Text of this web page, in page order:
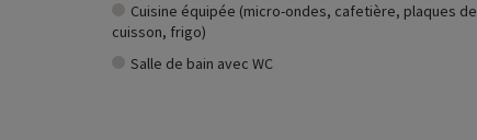
Cuisine équipée (micro-ondes, cafetière, plaques de
cuisson, frigo)
Salle de bain avec WC